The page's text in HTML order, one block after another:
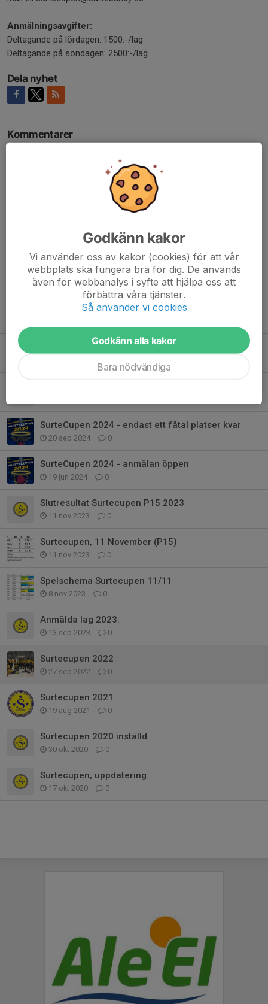
Anmälningsavgifter:
Deltagande på lördagen: 1500:-/lag
Deltagande på söndagen: 2500:-/lag
Dela nyhet
Kommentarer
Surtecupen 2025 - INSTÄLLD
24 okt 2025 0
Surtecupen 2025 - Anmälan är öppen
15 sep 2025 0
Fullmatad cuphelg
SurteCupen 2024 - Spelschema
SurteCupen 2024 - endast ett fåtal platser kvar
20 sep 2024 0
SurteCupen 2024 - anmälan öppen
19 jun 2024 0
Slutresultat Surtecupen P15 2023
11 nov 2023 0
Surtecupen, 11 November (P15)
11 nov 2023 0
Spelschema Surtecupen 11/11
8 nov 2023 0
Anmälda lag 2023:
13 sep 2023 0
Surtecupen 2022
27 sep 2022 0
Surtecupen 2021
19 aug 2021 0
Surtecupen 2020 inställd
30 okt 2020 0
Surtecupen, uppdatering
17 okt 2020 0
Godkänn kakor
Vi använder oss av kakor (cookies) för att vår
webbplats ska fungera bra för dig. De används
även för webbanalys i syfte att hjälpa oss att
förbättra våra tjänster.
Så använder vi cookies
Godkänn alla kakor
Bara nödvändiga